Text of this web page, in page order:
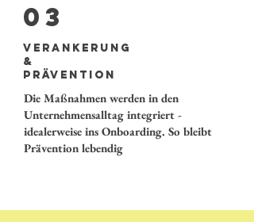
03
Verankerung
&
Prävention
Die Maßnahmen werden in den
Unternehmensalltag integriert -
idealerweise ins Onboarding. So bleibt
Prävention lebendig